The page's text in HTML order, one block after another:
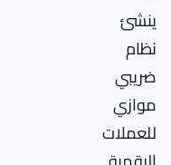
ينشئ
نظام
ضريبي
موازي
للعملات